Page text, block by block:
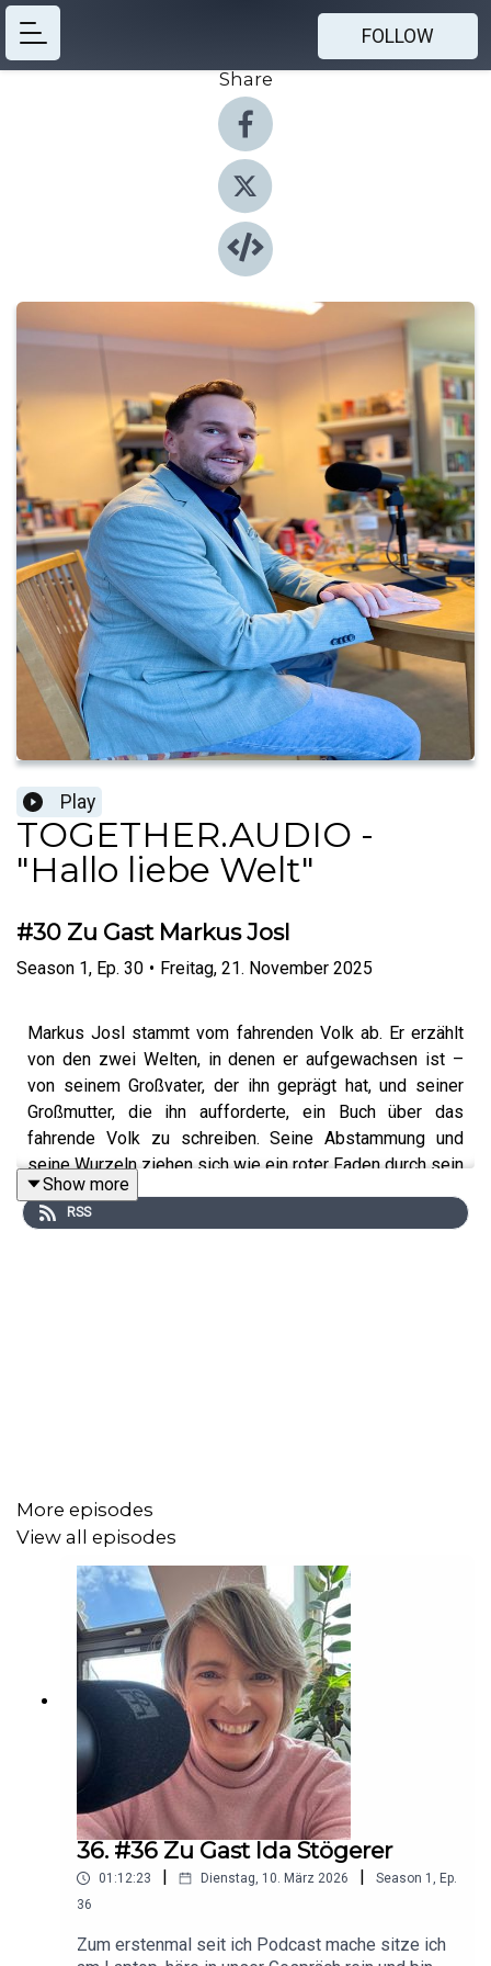
FOLLOW
Share
Play
TOGETHER.AUDIO -
"Hallo liebe Welt"
#30 Zu Gast Markus Josl
Season 1, Ep. 30 • Freitag, 21. November 2025
Markus Josl stammt vom fahrenden Volk ab. Er erzählt
von den zwei Welten, in denen er aufgewachsen ist –
von seinem Großvater, der ihn geprägt hat, und seiner
Großmutter, die ihn aufforderte, ein Buch über das
fahrende Volk zu schreiben. Seine Abstammung und
seine Wurzeln ziehen sich wie ein roter Faden durch sein
Leben. In seiner Arbeit als Trainer und Speaker
unterstützt er unteranderem Jugendliche aus dem
Show more
RSS
More episodes
View all episodes
36. #36 Zu Gast Ida Stögerer
01:12:23 | Dienstag, 10. März 2026 | Season 1 , Ep.
36
Zum erstenmal seit ich Podcast mache sitze ich